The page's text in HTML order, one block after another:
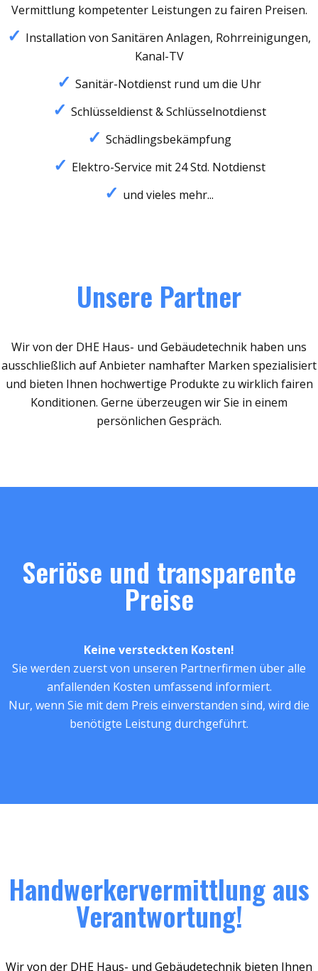
Vermittlung kompetenter Leistungen zu fairen Preisen.
Installation von Sanitären Anlagen, Rohrreinigungen,
Kanal-TV
Sanitär-Notdienst rund um die Uhr
Schlüsseldienst & Schlüsselnotdienst
Schädlingsbekämpfung
Elektro-Service mit 24 Std. Notdienst
und vieles mehr...
Unsere Partner
Wir von der DHE Haus- und Gebäudetechnik haben uns
ausschließlich auf Anbieter namhafter Marken spezialisiert
und bieten Ihnen hochwertige Produkte zu wirklich fairen
Konditionen. Gerne überzeugen wir Sie in einem
persönlichen Gespräch.
Seriöse und transparente
Preise
Keine versteckten Kosten!
Sie werden zuerst von unseren Partnerfirmen über alle
anfallenden Kosten umfassend informiert.
Nur, wenn Sie mit dem Preis einverstanden sind, wird die
benötigte Leistung durchgeführt.
Handwerkervermittlung aus
Verantwortung!
Wir von der DHE Haus- und Gebäudetechnik bieten Ihnen